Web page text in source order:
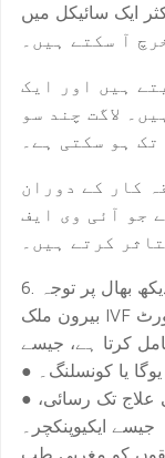
ایک سائیکل میں
ہیں اور ایک
لاگت چند سو
ہو سکتی ہے۔
کار کے دوران
جو آئی وی ایف
کرتے ہیں۔
بھال پر توجہ
بیرون ملک IVF علاج اکثر ذہنی اور جسمانی صحت کو سپورٹ
یا کونسلنگ۔
● فرٹیلیٹی کے نتائج کو بڑھانے کے لیے روایتی علاج تک رسائی،
جیسے ایکیوپنکچر۔
کو مغربی طب